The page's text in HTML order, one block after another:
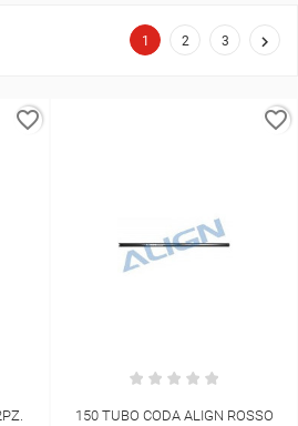
1 2 3 
favorite_border
150 TUBO CODA ALIGN ROSSO
favorite_border